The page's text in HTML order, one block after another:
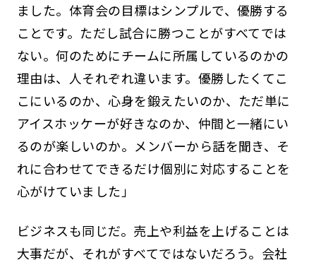
ました。体育会の目標はシンプルで、優勝する
ことです。ただし試合に勝つことがすべてでは
ない。何のためにチームに所属しているのかの
理由は、人それぞれ違います。優勝したくてこ
こにいるのか、心身を鍛えたいのか、ただ単に
アイスホッケーが好きなのか、仲間と一緒にい
るのが楽しいのか。メンバーから話を聞き、そ
れに合わせてできるだけ個別に対応することを
心がけていました」
ビジネスも同じだ。売上や利益を上げることは
大事だが、それがすべてではないだろう。会社